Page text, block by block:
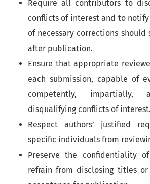
Require all contributors to
conflicts of interest and to
of necessary corrections should
after publication.
Ensure that appropriate
each submission, capable of
competently,
disqualifying conflicts of interest.
Respect authors’ justified
specific individuals from
Preserve the confidentiality
refrain from disclosing titles